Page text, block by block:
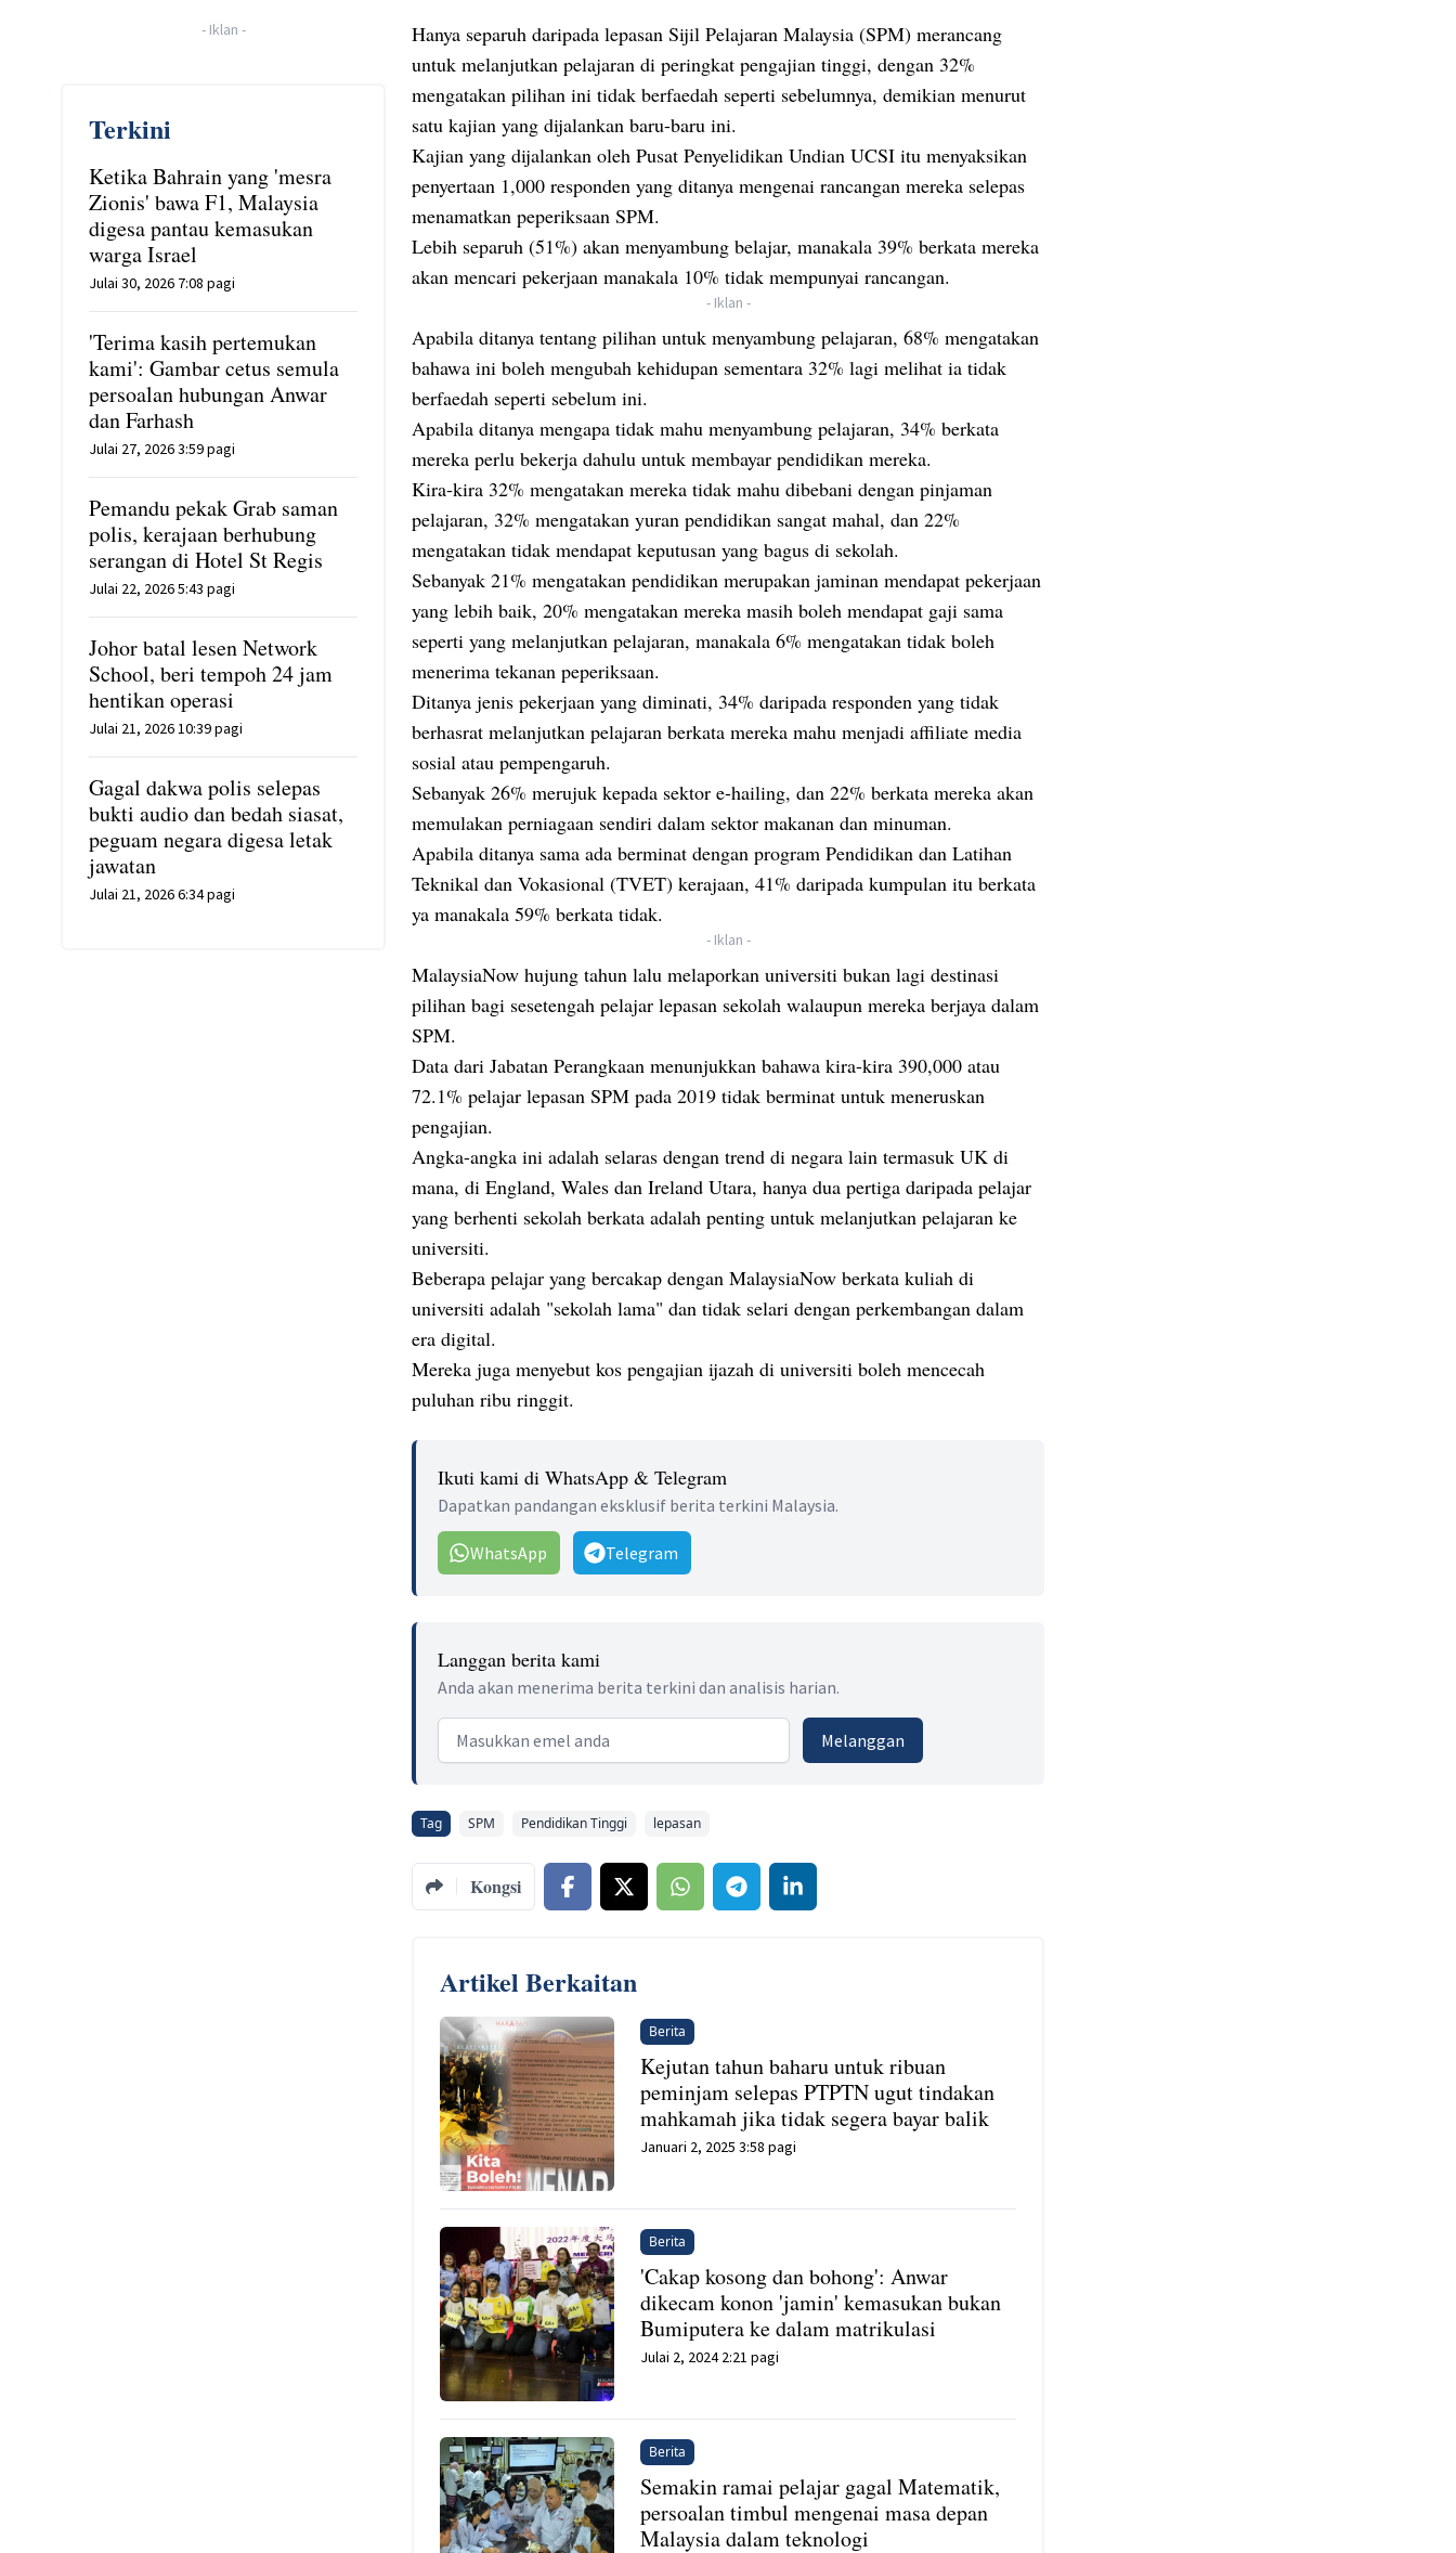
- Iklan -
Terkini
Ketika Bahrain yang 'mesra
Zionis' bawa F1, Malaysia
digesa pantau kemasukan
warga Israel
Julai 30, 2026 7:08 pagi
'Terima kasih pertemukan
kami': Gambar cetus semula
persoalan hubungan Anwar
dan Farhash
Julai 27, 2026 3:59 pagi
Pemandu pekak Grab saman
polis, kerajaan berhubung
serangan di Hotel St Regis
Julai 22, 2026 5:43 pagi
Johor batal lesen Network
School, beri tempoh 24 jam
hentikan operasi
Julai 21, 2026 10:39 pagi
Gagal dakwa polis selepas
bukti audio dan bedah siasat,
peguam negara digesa letak
jawatan
Julai 21, 2026 6:34 pagi
Hanya separuh daripada lepasan Sijil Pelajaran Malaysia (SPM) merancang
untuk melanjutkan pelajaran di peringkat pengajian tinggi, dengan 32%
mengatakan pilihan ini tidak berfaedah seperti sebelumnya, demikian menurut
satu kajian yang dijalankan baru-baru ini.
Kajian yang dijalankan oleh Pusat Penyelidikan Undian UCSI itu menyaksikan
penyertaan 1,000 responden yang ditanya mengenai rancangan mereka selepas
menamatkan peperiksaan SPM.
Lebih separuh (51%) akan menyambung belajar, manakala 39% berkata mereka
akan mencari pekerjaan manakala 10% tidak mempunyai rancangan.
- Iklan -
Apabila ditanya tentang pilihan untuk menyambung pelajaran, 68% mengatakan
bahawa ini boleh mengubah kehidupan sementara 32% lagi melihat ia tidak
berfaedah seperti sebelum ini.
Apabila ditanya mengapa tidak mahu menyambung pelajaran, 34% berkata
mereka perlu bekerja dahulu untuk membayar pendidikan mereka.
Kira-kira 32% mengatakan mereka tidak mahu dibebani dengan pinjaman
pelajaran, 32% mengatakan yuran pendidikan sangat mahal, dan 22%
mengatakan tidak mendapat keputusan yang bagus di sekolah.
Sebanyak 21% mengatakan pendidikan merupakan jaminan mendapat pekerjaan
yang lebih baik, 20% mengatakan mereka masih boleh mendapat gaji sama
seperti yang melanjutkan pelajaran, manakala 6% mengatakan tidak boleh
menerima tekanan peperiksaan.
Ditanya jenis pekerjaan yang diminati, 34% daripada responden yang tidak
berhasrat melanjutkan pelajaran berkata mereka mahu menjadi affiliate media
sosial atau pempengaruh.
Sebanyak 26% merujuk kepada sektor e-hailing, dan 22% berkata mereka akan
memulakan perniagaan sendiri dalam sektor makanan dan minuman.
Apabila ditanya sama ada berminat dengan program Pendidikan dan Latihan
Teknikal dan Vokasional (TVET) kerajaan, 41% daripada kumpulan itu berkata
ya manakala 59% berkata tidak.
- Iklan -
MalaysiaNow hujung tahun lalu melaporkan universiti bukan lagi destinasi
pilihan bagi sesetengah pelajar lepasan sekolah walaupun mereka berjaya dalam
SPM.
Data dari Jabatan Perangkaan menunjukkan bahawa kira-kira 390,000 atau
72.1% pelajar lepasan SPM pada 2019 tidak berminat untuk meneruskan
pengajian.
Angka-angka ini adalah selaras dengan trend di negara lain termasuk UK di
mana, di England, Wales dan Ireland Utara, hanya dua pertiga daripada pelajar
yang berhenti sekolah berkata adalah penting untuk melanjutkan pelajaran ke
universiti.
Beberapa pelajar yang bercakap dengan MalaysiaNow berkata kuliah di
universiti adalah "sekolah lama" dan tidak selari dengan perkembangan dalam
era digital.
Mereka juga menyebut kos pengajian ijazah di universiti boleh mencecah
puluhan ribu ringgit.
Ikuti kami di WhatsApp & Telegram
Dapatkan pandangan eksklusif berita terkini Malaysia.
WhatsApp Telegram
Langgan berita kami
Anda akan menerima berita terkini dan analisis harian.
Email address Melanggan
Tag SPM Pendidikan Tinggi lepasan
Kongsi
Artikel Berkaitan
Berita
Kejutan tahun baharu untuk ribuan
peminjam selepas PTPTN ugut tindakan
mahkamah jika tidak segera bayar balik
Januari 2, 2025 3:58 pagi
Berita
'Cakap kosong dan bohong': Anwar
dikecam konon 'jamin' kemasukan bukan
Bumiputera ke dalam matrikulasi
Julai 2, 2024 2:21 pagi
Berita
Semakin ramai pelajar gagal Matematik,
persoalan timbul mengenai masa depan
Malaysia dalam teknologi